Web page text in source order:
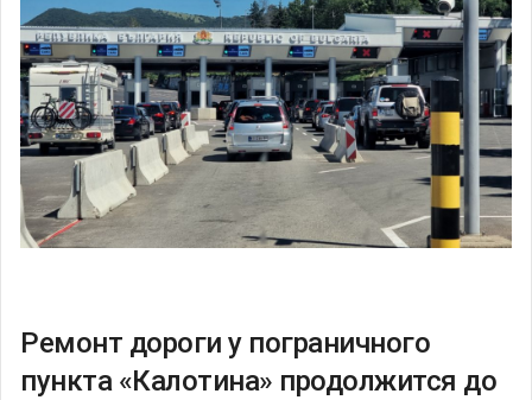
Ремонт дороги у пограничного
пункта «Калотина» продолжится до